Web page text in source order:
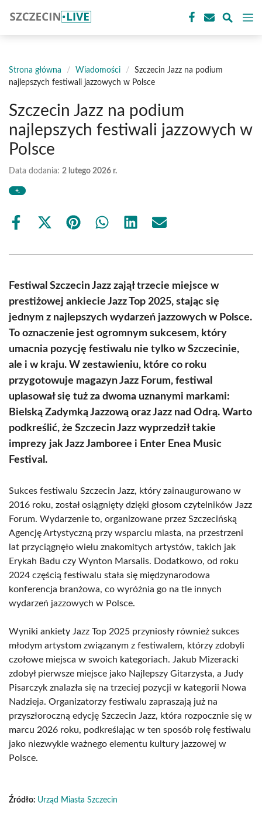
treści
Strona główna / Wiadomości /
Szczecin Jazz na podium
najlepszych festiwali jazzowych w Polsce
Szczecin Jazz na podium
najlepszych festiwali jazzowych w
Polsce
Data dodania: 2 lutego 2026 r.
Share
Share
(Twitter)
Share Share Share Share
Festiwal Szczecin Jazz zajął trzecie miejsce w
prestiżowej ankiecie Jazz Top 2025, stając się
jednym z najlepszych wydarzeń jazzowych w Polsce.
To oznaczenie jest ogromnym sukcesem, który
umacnia pozycję festiwalu nie tylko w Szczecinie,
ale i w kraju. W zestawieniu, które co roku
przygotowuje magazyn Jazz Forum, festiwal
uplasował się tuż za dwoma uznanymi markami:
Bielską Zadymką Jazzową oraz Jazz nad Odrą. Warto
podkreślić, że Szczecin Jazz wyprzedził takie
imprezy jak Jazz Jamboree i Enter Enea Music
Festival.
Sukces festiwalu Szczecin Jazz, który zainaugurowano w
2016 roku, został osiągnięty dzięki głosom czytelników Jazz
Forum. Wydarzenie to, organizowane przez Szczecińską
Agencję Artystyczną przy wsparciu miasta, na przestrzeni
lat przyciągnęło wielu znakomitych artystów, takich jak
Erykah Badu czy Wynton Marsalis. Dodatkowo, od roku
2024 częścią festiwalu stała się międzynarodowa
konferencja branżowa, co wyróżnia go na tle innych
wydarzeń jazzowych w Polsce.
Wyniki ankiety Jazz Top 2025 przyniosły również sukces
młodym artystom związanym z festiwalem, którzy zdobyli
czołowe miejsca w swoich kategoriach. Jakub Mizeracki
zdobył pierwsze miejsce jako Najlepszy Gitarzysta, a Judy
Pisarczyk znalazła się na trzeciej pozycji w kategorii Nowa
Nadzieja. Organizatorzy festiwalu zapraszają już na
przyszłoroczną edycję Szczecin Jazz, która rozpocznie się w
marcu 2026 roku, podkreślając w ten sposób rolę festiwalu
jako niezwykle ważnego elementu kultury jazzowej w
Polsce.
Źródło: Urząd Miasta Szczecin